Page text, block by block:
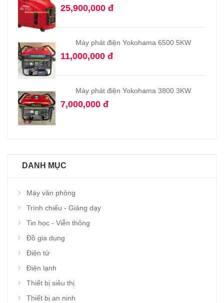
25,900,000 đ
Máy phát điện Yokohama 6500 5KW
11,000,000 đ
Máy phát điện Yokohama 3800 3KW
7,000,000 đ
DANH MỤC
Máy văn phòng
Trình chiếu - Giảng dạy
Tin học - Viễn thông
Đồ gia dụng
Điện tử
Điện lạnh
Thiết bị siêu thị
Thiết bị an ninh